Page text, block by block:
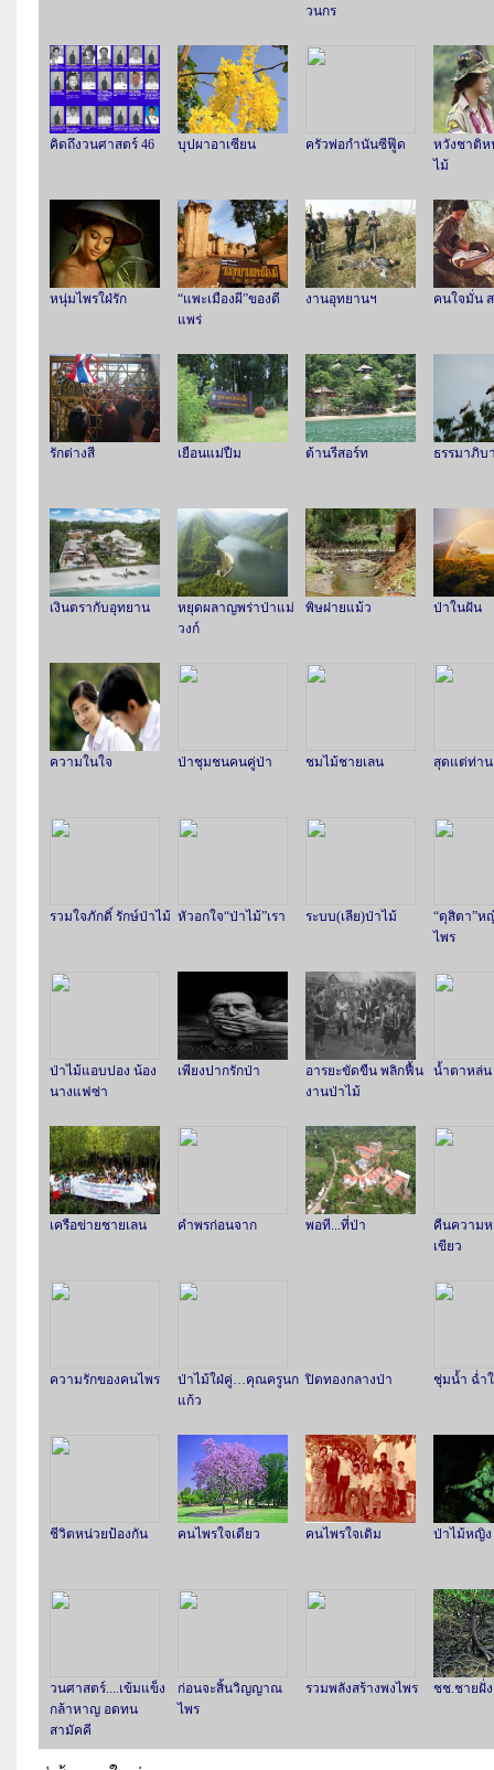
วนกร
คิดถึงวนศาสตร์ 46 บุปผาอาเซียน ครัวพ่อกำนันซีฟู๊ด
หวังชาติห
ไม้
หนุ่มไพรใฝ่รัก
“แพะเมืองผี”ของดี
แพร่
งานอุทยานฯ คนใจมั่น
รักต่างสี เยือนแม่ปืม ต้านรีสอร์ท ธรรมาภิบ
เงินตรากับอุทยาน
หยุดผลาญพร่าป่าแม่
วงก์
พิษฝายแม้ว ป่าในฝัน
ความในใจ ป่าชุมชนคนคู่ป่า ชมไม้ชายเลน สุดแต่ท่าน
รวมใจภักดิ์ รักษ์ป่าไม้ หัวอกใจ“ป่าไม้”เรา ระบบ(เลีย)ป่าไม้
“ดุสิตา”ห
ไพร
ป่าไม้แอบปอง น้อง
นางแฟซ่า
เพียงปากรักป่า
อารยะขัดขืน พลิกฟื้น
งานป่าไม้
น้ำตาหล่น
เครือข่ายชายเลน คำพรก่อนจาก พอที...ที่ป่า
คืนความห
เขียว
ความรักของคนไพร
ป่าไม้ใฝ่คู่…คุณครูนก
แก้ว
ปิดทองกลางป่า ชุ่มน้ำ ฉ่ำ
ชีวิตหน่วยป้องกัน คนไพรใจเดียว คนไพรใจเดิม ป่าไม้หญิง
วนศาสตร์....เข้มแข็ง
กล้าหาญ อดทน
สามัคคี
ก่อนจะสิ้นวิญญาณ
ไพร
รวมพลังสร้างพงไพร ชช.ชายฝั่